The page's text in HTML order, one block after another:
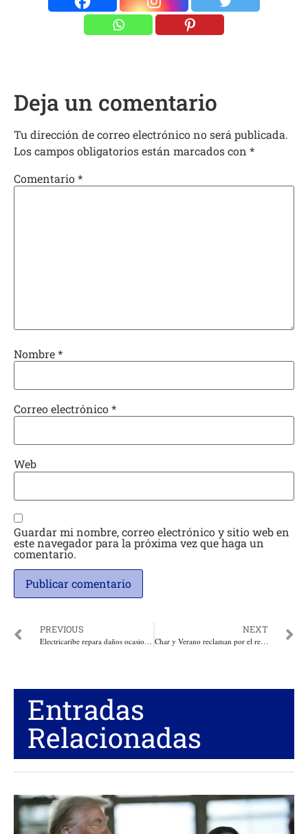
Deja un comentario
Tu dirección de correo electrónico no será publicada.
Los campos obligatorios están marcados con *
Comentario*
Nombre*
Correo electrónico*
Web
Guardar mi nombre, correo electrónico y sitio web en
este navegador para la próxima vez que haga un
comentario.
PREVIOUS
Electricaribe repara daños ocasionados por lluvias
NEXT
Char y Verano reclaman por el recorte en el Presupuesto Nacional de 700 mil millones de pesos para la Costa. Al Atlántico le quitan 500 mil millones
Entradas
Relacionadas